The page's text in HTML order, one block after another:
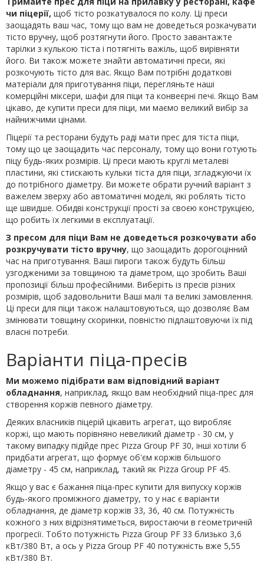
чи піцерії, щоб тісто розкатувалося по колу. Ці преси
заощадять ваш час, тому що вам не доведеться розкачувати
тісто вручну, щоб розтягнути його. Просто завантажте
тарілки з кулькою тіста і потягніть важіль, щоб вирівняти
його. Ви також можете знайти автоматичні преси, які
розкочують тісто для вас. Якщо Вам потрібні додаткові
матеріали для приготування піци, перегляньте наші
комерційні міксери, шафи для піци та конвеєрні печі. Якщо Вам
цікаво, де купити преси для піци, ми маємо великий вибір за
найнижчими цінами.
Піцерії та ресторани будуть раді мати прес для тіста піци,
тому що це заощадить час персоналу, тому що вони готують
піцу будь-яких розмірів. Ці преси мають круглі металеві
пластини, які стискають кульки тіста для піци, згладжуючи їх
до потрібного діаметру. Ви можете обрати ручний варіант з
важелем зверху або автоматичні моделі, які роблять тісто
ще швидше. Обидві конструкції прості за своєю конструкцією,
що робить їх легкими в експлуатації.
З пресом для піци Вам не доведеться розкочувати або
розкручувати тісто вручну, що заощадить дорогоцінний
час на приготування. Ваші пироги також будуть більш
узгодженими за товщиною та діаметром, що зробить Ваші
пропозиції більш професійними. Виберіть із пресів різних
розмірів, щоб задовольнити Ваші малі та великі замовлення.
Ці преси для піци також налаштовуються, що дозволяє Вам
змінювати товщину скоринки, повністю підлаштовуючи їх під
власні потреби.
Варіанти піца-пресів
Ми можемо підібрати вам відповідний варіант
обладнання, наприклад, якщо вам необхідний піца-прес для
створення коржів певного діаметру.
Деяких власників піцерій цікавить агрегат, що виробляє
коржі, що мають порівняно невеликий діаметр - 30 см, у
такому випадку підійде прес Pizza Group PF 30, інші хотіли б
придбати агрегат, що формує об'єм коржів більшого
діаметру - 45 см, наприклад, такий як Pizza Group PF 45.
Якщо у вас є бажання піца-прес купити для випуску коржів
будь-якого проміжного діаметру, то у нас є варіанти
обладнання, де діаметр коржів 33, 36, 40 см. Потужність
кожного з них відрізнятиметься, виростаючи в геометричній
прогресії. Тобто потужність Pizza Group PF 33 близько 3,6
кВт/380 Вт, а ось у Pizza Group PF 40 потужність вже 5,55
кВт/380 Вт.